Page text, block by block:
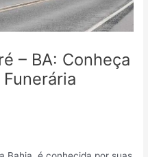
– BA: Conheça